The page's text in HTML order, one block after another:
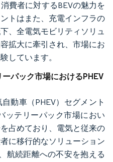
費者に対するBEVの魅力を
トはまた、充電インフラの
、全電気モビリティソリュ
拡大に牽引され、市場にお
しています。
パック市場におけるPHEV
動車（PHEV）セグメント
ッテリーパック市場におい
占めており、電気と従来の
に移行的なソリューション
航続距離への不安を抱える